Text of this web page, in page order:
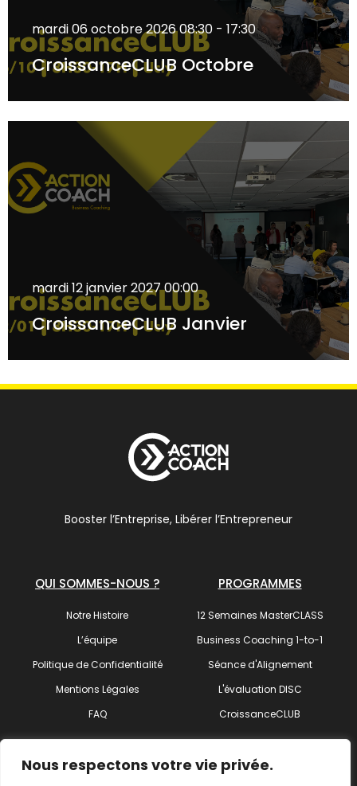
Nous respectons votre vie privée.
mardi 06 octobre 202608:30 - 17:30
CroissanceCLUB Octobre
mardi 12 janvier 202700:00
CroissanceCLUB Janvier
Booster l’Entreprise, Libérer l’Entrepreneur
QUI SOMMES-NOUS ?
Notre Histoire
L’équipe
Politique de Confidentialité
Mentions Légales
FAQ
PROGRAMMES
12 Semaines MasterCLASS
Business Coaching 1-to-1
Séance d'Alignement
L'évaluation DISC
CroissanceCLUB